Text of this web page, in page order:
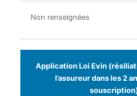
Non renseignées
Application Loi Evin
l’assureur dans les 2